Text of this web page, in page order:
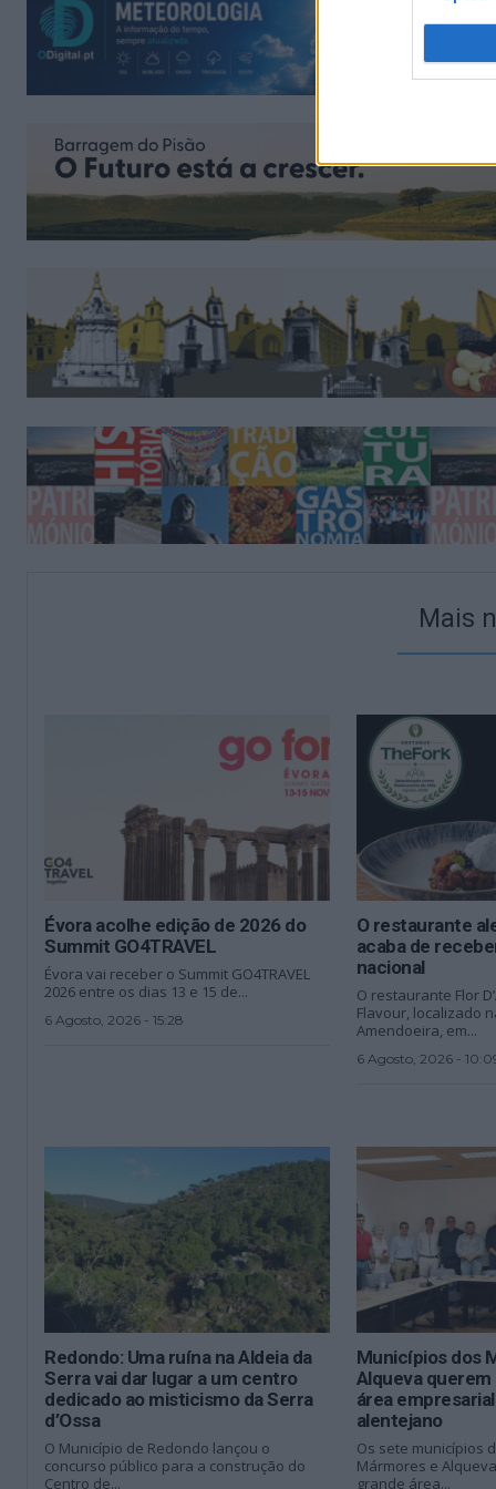
Mais
Évora acolhe edição de 2026 do
Summit GO4TRAVEL
Évora vai receber o Summit GO4TRAVEL
2026 entre os dias 13 e 15 de...
6 Agosto, 2026 - 15:28
O restaurante
acaba de
nacional
O restaurante Flor
Flavour, localizado
Amendoeira, em...
6 Agosto, 2026 -
Redondo: Uma ruína na Aldeia da
Serra vai dar lugar a um centro
dedicado ao misticismo da Serra
d’Ossa
O Município de Redondo lançou o
concurso público para a construção do
Centro de...
Municípios dos
Alqueva
área
alentejano
Os sete municípios
Mármores e
grande área...